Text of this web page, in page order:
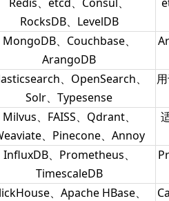
RocksDB、LevelDB
MongoDB、Couchbase、
ArangoDB
、OpenSearch、
Solr、Typesense
Milvus、FAISS、Qdrant、
、Pinecone、Annoy
InfluxDB、Prometheus、
TimescaleDB
、Apache HBase、